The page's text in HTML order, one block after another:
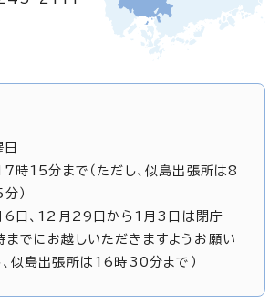
15分まで（ただし、似島出張所は8
）
6日、12月29日から1月3日は閉庁
までにお越しいただきますようお願い
、似島出張所は16時30分まで）